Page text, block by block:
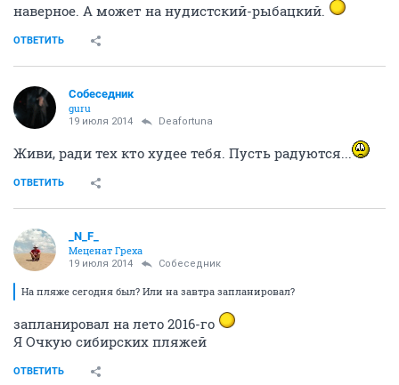
наверное. А может на нудистский-рыбацкий.
ОТВЕТИТЬ
Собеседник
guru
19 июля 2014 Deafortuna
Живи, ради тех кто худее тебя. Пусть радуются...
ОТВЕТИТЬ
_N_F_
Меценат Греха
19 июля 2014 Собеседник
На пляже сегодня был? Или на завтра запланировал?
запланировал на лето 2016-го
Я Очкую сибирских пляжей
ОТВЕТИТЬ